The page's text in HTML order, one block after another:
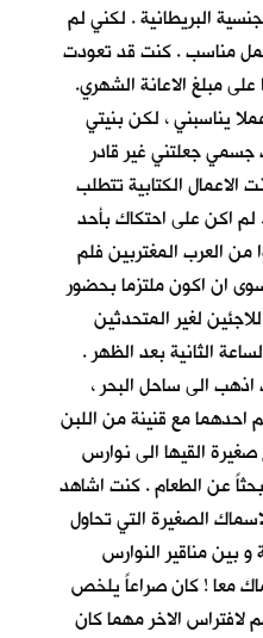
البريطانية . لكني لم
مناسب . كنت قد تعودت
مبلغ الاعانة الشهري.
يناسبني ، لكن بنيتي
جعلتني غير قادر
الاعمال الكتابية تتطلب
. لم اكن على احتكاك بأحد
العرب المغتربين فلم
ان اكون ملتزما بحضور
لغير المتحدثين
الثانية بعد الظهر .
الى ساحل البحر ،
احدهما مع قنينة من اللبن
القيها الى نوارس
عن الطعام . كنت اشاهد
الصغيرة التي تحاول
بين مناقير النوارس
معا ! كان صراعاً يلخص
لافتراس الاخر مهما كان